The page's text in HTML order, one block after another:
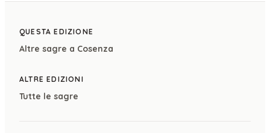
QUESTA EDIZIONE
Altre sagre a Cosenza
ALTRE EDIZIONI
Tutte le sagre